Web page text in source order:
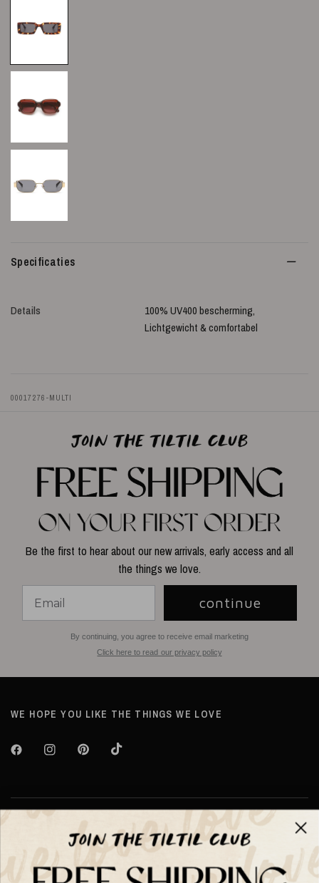
Specificaties
Details
100% UV400 bescherming,
Lichtgewicht & comfortabel
00017276-MULTI
Be the first to hear about our new arrivals, early access and all
the things we love.
continue
By continuing, you agree to receive email marketing
Click here to read our privacy policy
WE HOPE YOU LIKE THE THINGS WE LOVE
Over TILTIL
Help